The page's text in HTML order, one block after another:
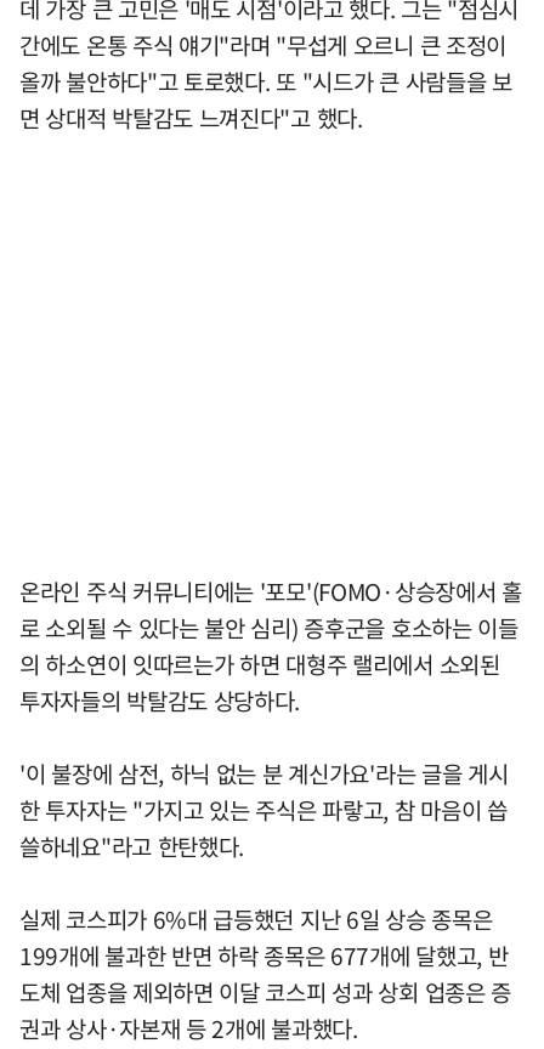
데 가장 큰 고민은 '매도 시점'이라고 했다. 그는 "점심시
간에도 온통 주식 얘기"라며 "무섭게 오르니 큰 조정이
올까 불안하다"고 토로했다. 또 "시드가 큰 사람들을 보
면 상대적 박탈감도 느껴진다"고 했다.
온라인 주식 커뮤니티에는 '포모'(FOMO·상승장에서 홀
로 소외될 수 있다는 불안 심리) 증후군을 호소하는 이들
의 하소연이 잇따르는가 하면 대형주 랠리에서 소외된
투자자들의 박탈감도 상당하다.
'이 불장에 삼전, 하닉 없는 분 계신가요'라는 글을 게시
한 투자자는 "가지고 있는 주식은 파랗고, 참 마음이 씁
쓸하네요"라고 한탄했다.
실제 코스피가 6%대 급등했던 지난 6일 상승 종목은
199개에 불과한 반면 하락 종목은 677개에 달했고, 반
도체 업종을 제외하면 이달 코스피 성과 상회 업종은 증
권과 상사·자본재 등 2개에 불과했다.